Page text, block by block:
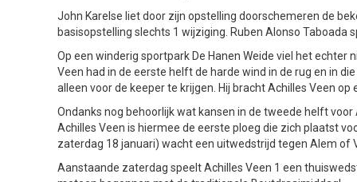
John Karelse liet door zijn opstelling doorschemeren de
basisopstelling slechts 1 wijziging. Ruben Alonso Taboada
Op een winderig sportpark De Hanen Weide viel het
Veen had in de eerste helft de harde wind in de rug en in
alleen voor de keeper te krijgen. Hij bracht Achilles Veen op
Ondanks nog behoorlijk wat kansen in de tweede helft
Achilles Veen is hiermee de eerste ploeg die zich plaatst
zaterdag 18 januari) wacht een uitwedstrijd tegen Alem of
Aanstaande zaterdag speelt Achilles Veen 1 een